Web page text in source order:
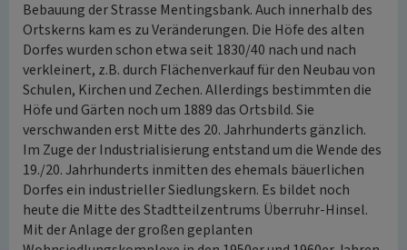
Bebauung der Strasse Mentingsbank. Auch innerhalb des
Ortskerns kam es zu Veränderungen. Die Höfe des alten
Dorfes wurden schon etwa seit 1830/40 nach und nach
verkleinert, z.B. durch Flächenverkauf für den Neubau von
Schulen, Kirchen und Zechen. Allerdings bestimmten die
Höfe und Gärten noch um 1889 das Ortsbild. Sie
verschwanden erst Mitte des 20. Jahrhunderts gänzlich.
Im Zuge der Industrialisierung entstand um die Wende des
19./20. Jahrhunderts inmitten des ehemals bäuerlichen
Dorfes ein industrieller Siedlungskern. Es bildet noch
heute die Mitte des Stadtteilzentrums Überruhr-Hinsel.
Mit der Anlage der großen geplanten